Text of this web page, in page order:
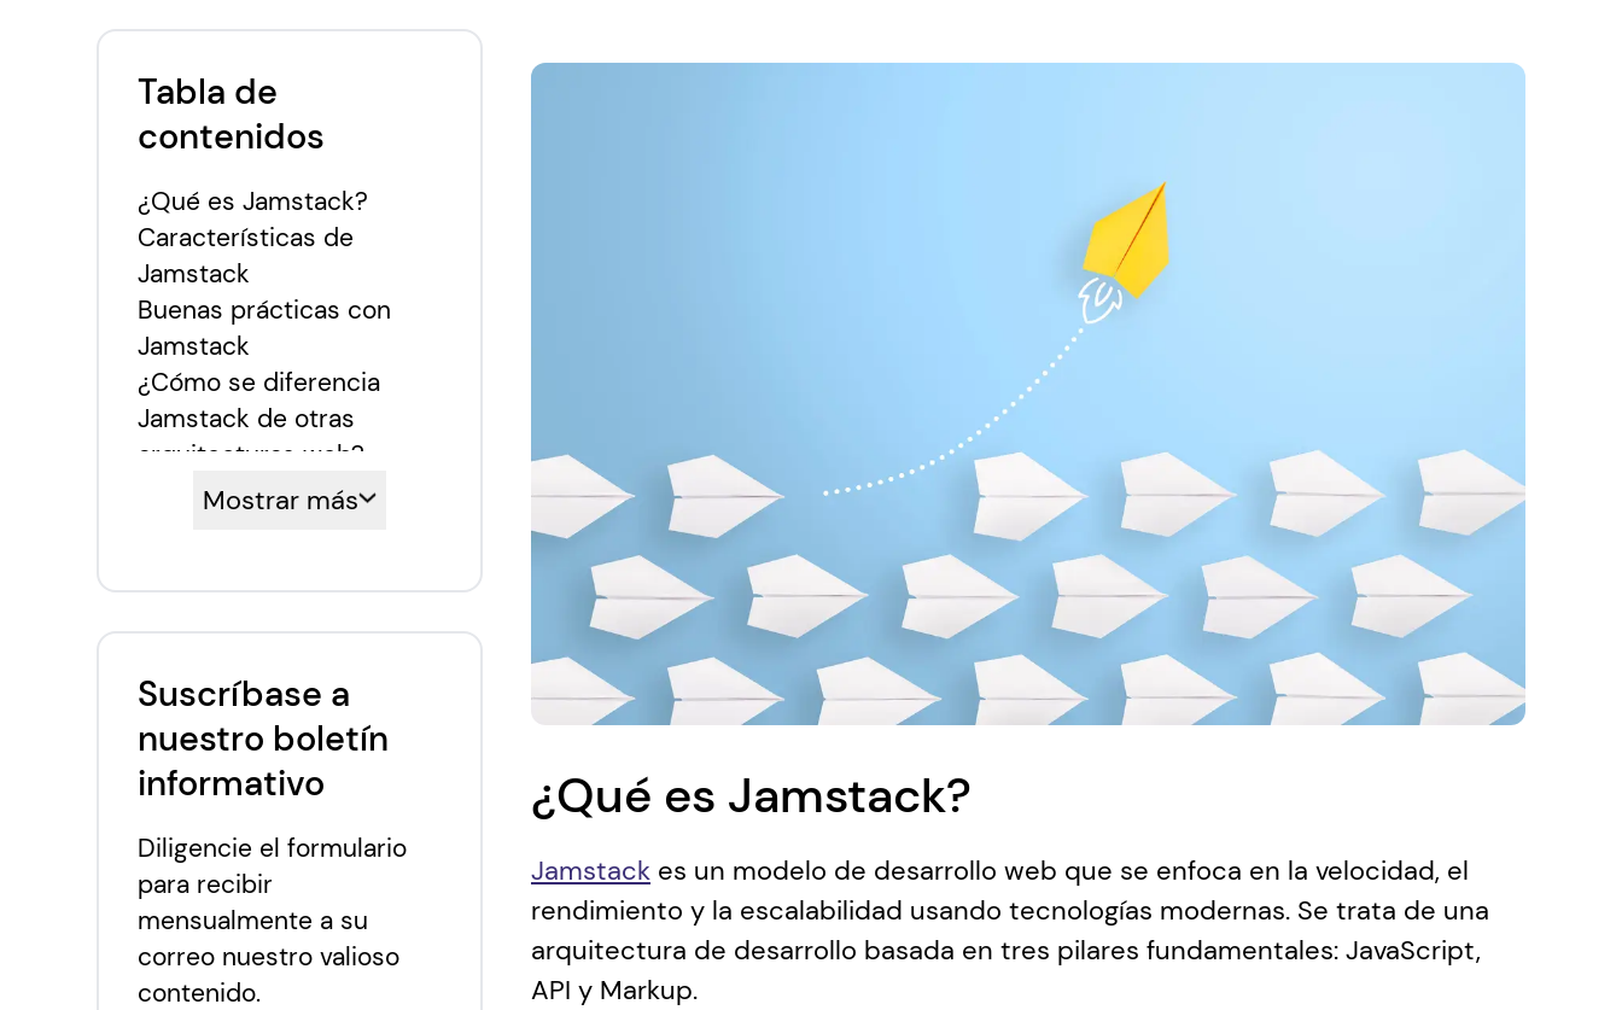
Tabla de
contenidos
¿Qué es Jamstack?
Características de
Jamstack
Buenas prácticas con
Jamstack
¿Cómo se diferencia
Jamstack de otras
arquitecturas web?
Ventajas y desventajas
Jamstack y Headless
CMS
Jamstack y Aplyca en
Colombia
Mostrar más
Suscríbase a
nuestro boletín
informativo
Diligencie el formulario
para recibir
mensualmente a su
correo nuestro valioso
contenido.
¿Qué es Jamstack?
Jamstack es un modelo de desarrollo web que se enfoca en la velocidad, el
rendimiento y la escalabilidad usando tecnologías modernas. Se trata de una
arquitectura de desarrollo basada en tres pilares fundamentales: JavaScript,
API y Markup.